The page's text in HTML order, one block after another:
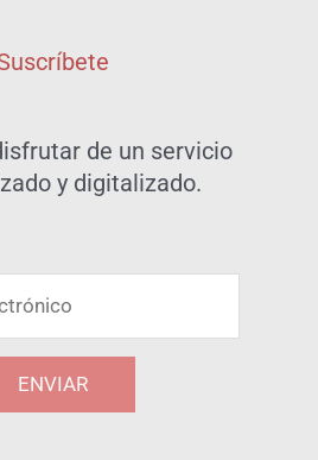
de un servicio
y digitalizado.
ENVIAR